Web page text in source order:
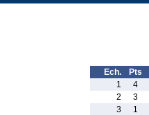
Ech. Pts
1
4
2
3
3
1